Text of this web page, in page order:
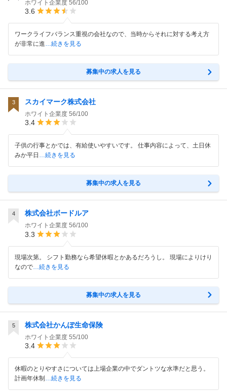
ホワイト企業度 56/100
3.6
ワークライフバランス重視の会社なので、当時からそれに対する考え方
が非常に進…続きを見る
募集中の求人を見る
3 スカイマーク株式会社
ホワイト企業度 56/100
3.4
子供の行事とかでは、有給使いやすいです。 仕事内容によって、土日休
みか平日 …続きを見る
募集中の求人を見る
4 株式会社ボードルア
ホワイト企業度 56/100
3.3
現場次第。 シフト勤務なら希望休暇とかあるだろうし。 現場によりけり
なので …続きを見る
募集中の求人を見る
5 株式会社かんぽ生命保険
ホワイト企業度 55/100
3.4
休暇のとりやすさについては上場企業の中でダントツな水準だと思う。
計画年休制 …続きを見る